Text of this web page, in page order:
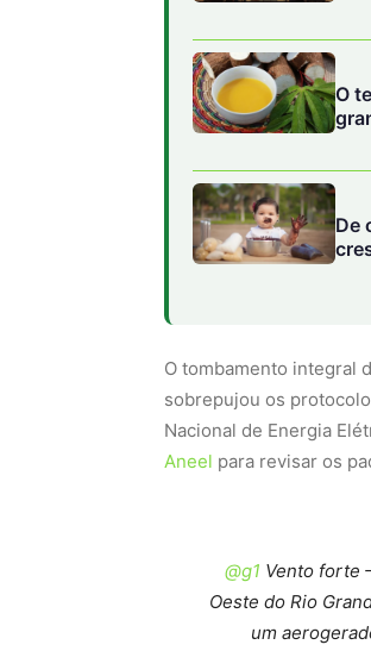
O
De
O tombamento integral
sobrepujou os
Nacional de Energia
Aneel para revisar os
@g1 Vento forte
Oeste do Rio
um